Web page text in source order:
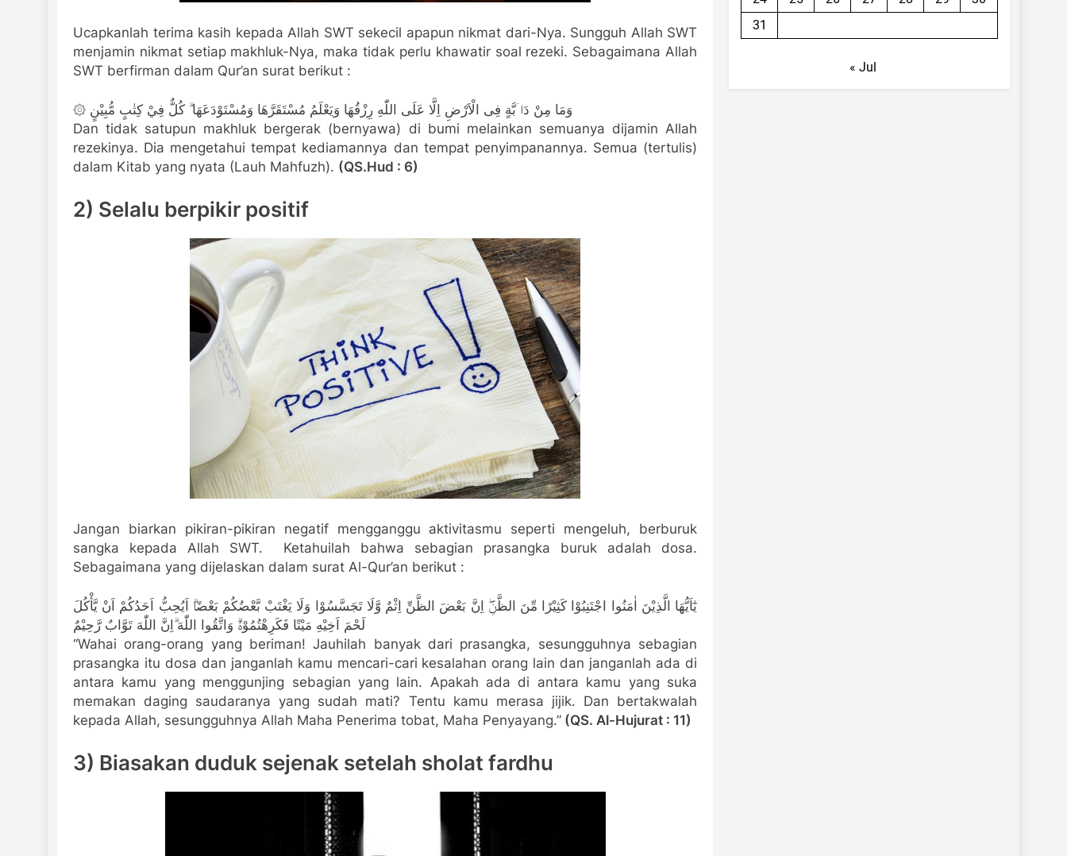
Ucapkanlah terima kasih kepada Allah SWT sekecil apapun nikmat dari-Nya. Sungguh Allah SWT
menjamin nikmat setiap makhluk-Nya, maka tidak perlu khawatir soal rezeki. Sebagaimana Allah
SWT berfirman dalam Qur’an surat berikut :
۞ وَمَا مِنْ دَاۤبَّةٍ فِى الْاَرْضِ اِلَّا عَلَى اللّٰهِ رِزْقُهَا وَيَعْلَمُ مُسْتَقَرَّهَا وَمُسْتَوْدَعَهَا ۗ كُلٌّ فِيْ كِتٰبٍ مُّبِيْنٍ
Dan tidak satupun makhluk bergerak (bernyawa) di bumi melainkan semuanya dijamin Allah
rezekinya. Dia mengetahui tempat kediamannya dan tempat penyimpanannya. Semua (tertulis)
dalam Kitab yang nyata (Lauh Mahfuzh). (QS.Hud : 6)
2) Selalu berpikir positif
Jangan biarkan pikiran-pikiran negatif mengganggu aktivitasmu seperti mengeluh, berburuk
sangka kepada Allah SWT. Ketahuilah bahwa sebagian prasangka buruk adalah dosa.
Sebagaimana yang dijelaskan dalam surat Al-Qur’an berikut :
يٰٓاَيُّهَا الَّذِيْنَ اٰمَنُوا اجْتَنِبُوْا كَثِيْرًا مِّنَ الظَّنِّۖ اِنَّ بَعْضَ الظَّنِّ اِثْمٌ وَّلَا تَجَسَّسُوْا وَلَا يَغْتَبْ بَّعْضُكُمْ بَعْضًاۗ اَيُحِبُّ اَحَدُكُمْ اَنْ يَّأْكُلَ
لَحْمَ اَخِيْهِ مَيْتًا فَكَرِهْتُمُوْهُۗ وَاتَّقُوا اللّٰهَ ۗاِنَّ اللّٰهَ تَوَّابٌ رَّحِيْمٌ
“Wahai orang-orang yang beriman! Jauhilah banyak dari prasangka, sesungguhnya sebagian
prasangka itu dosa dan janganlah kamu mencari-cari kesalahan orang lain dan janganlah ada di
antara kamu yang menggunjing sebagian yang lain. Apakah ada di antara kamu yang suka
memakan daging saudaranya yang sudah mati? Tentu kamu merasa jijik. Dan bertakwalah
kepada Allah, sesungguhnya Allah Maha Penerima tobat, Maha Penyayang.” (QS. Al-Hujurat : 11)
3) Biasakan duduk sejenak setelah sholat fardhu
31
« Jul